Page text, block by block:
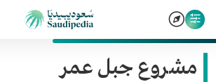
مشروع جبل عمر